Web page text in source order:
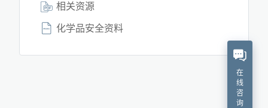
相关资源
化学品安全资料
在
线
咨
询